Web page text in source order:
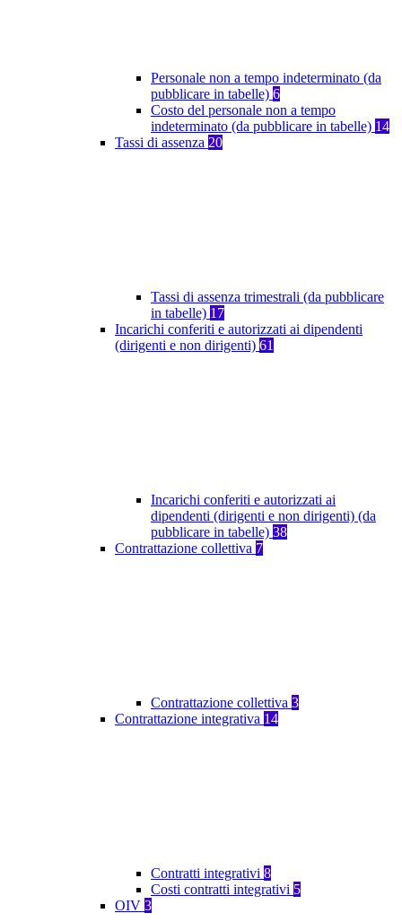
Personale non a tempo indeterminato (da
pubblicare in tabelle) 6
Costo del personale non a tempo
indeterminato (da pubblicare in tabelle) 14
Tassi di assenza 20
Tassi di assenza trimestrali (da pubblicare
in tabelle) 17
Incarichi conferiti e autorizzati ai dipendenti
(dirigenti e non dirigenti) 61
Incarichi conferiti e autorizzati ai
dipendenti (dirigenti e non dirigenti) (da
pubblicare in tabelle) 38
Contrattazione collettiva 7
Contrattazione collettiva 3
Contrattazione integrativa 14
Contratti integrativi 8
Costi contratti integrativi 5
OIV 3